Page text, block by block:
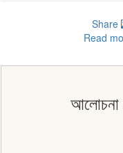
Share
Read
আলোচনা